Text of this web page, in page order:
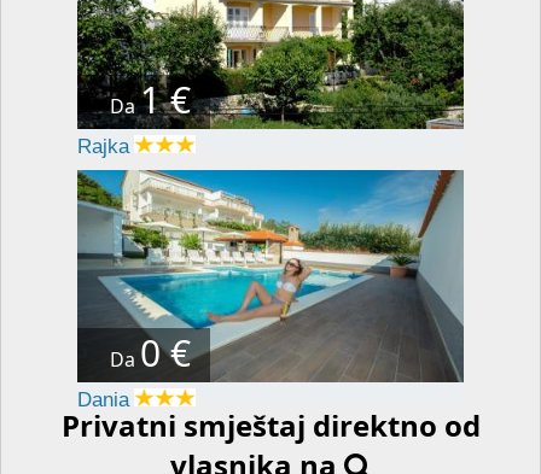
Da1 €
Rajka
Da 0 €
Dania
Privatni smještaj direktno od
vlasnika na